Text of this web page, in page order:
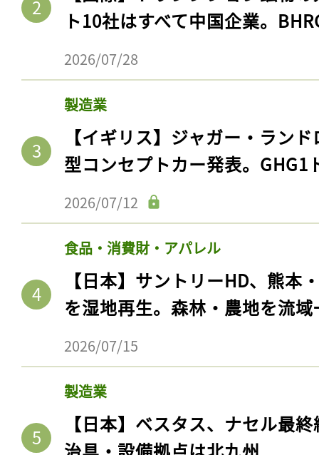
ト10社はすべて中国企業。
2026/07/28
製造業
【イギリス】ジャガー・ラン
型コンセプトカー発表。GHG1
2026/07/12
食品・消費財・アパレル
【日本】サントリーHD、熊本
を湿地再生。森林・農地を流
2026/07/15
製造業
【日本】ベスタス、ナセル最